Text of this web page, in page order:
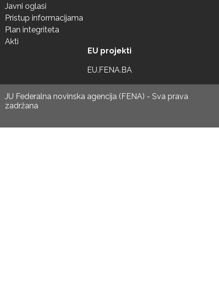
Javni oglasi
Pristup informacijama
Plan integriteta
Akti
EU projekti
EU.FENA.BA
JU Federalna novinska agencija (FENA) - Sva prava
zadržana